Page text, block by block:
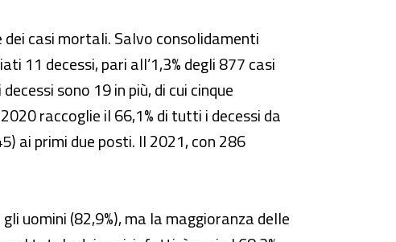
casi mortali. Salvo consolidamenti
11 decessi, pari all’1,3% degli 877 casi
sono 19 in più, di cui cinque
raccoglie il 66,1% di tutti i decessi da
ai primi due posti. Il 2021, con 286
uomini (82,9%), ma la maggioranza delle